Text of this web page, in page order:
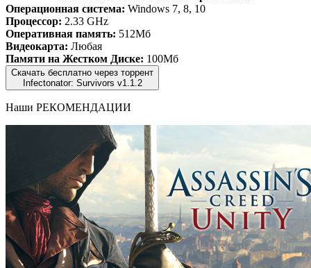
Операционная система: Windows 7, 8, 10
Процессор: 2.33 GHz
Оперативная память: 512Мб
Видеокарта: Любая
Памяти на Жестком Диске: 100Мб
Скачать бесплатно через торрент
Infectonator: Survivors v1.1.2
Наши РЕКОМЕНДАЦИИ